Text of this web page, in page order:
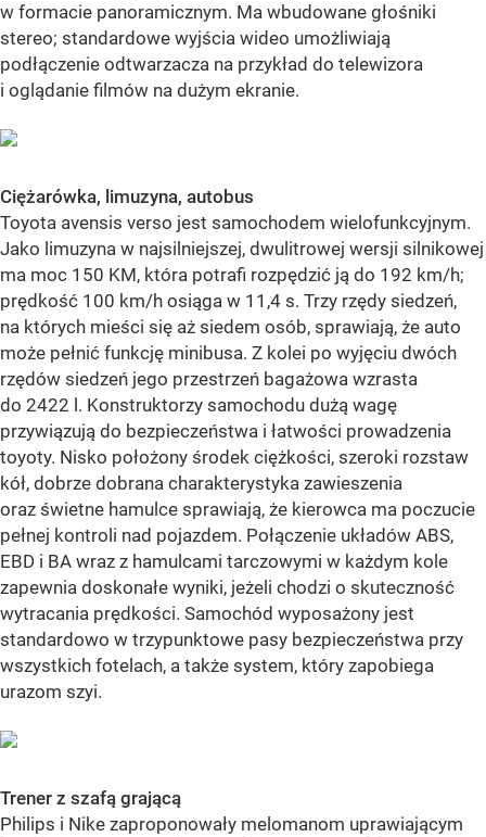
w formacie panoramicznym. Ma wbudowane głośniki
stereo; standardowe wyjścia wideo umożliwiają
podłączenie odtwarzacza na przykład do telewizora
i oglądanie filmów na dużym ekranie.
Ciężarówka, limuzyna, autobus
Toyota avensis verso jest samochodem wielofunkcyjnym.
Jako limuzyna w najsilniejszej, dwulitrowej wersji silnikowej
ma moc 150 KM, która potrafi rozpędzić ją do 192 km/h;
prędkość 100 km/h osiąga w 11,4 s. Trzy rzędy siedzeń,
na których mieści się aż siedem osób, sprawiają, że auto
może pełnić funkcję minibusa. Z kolei po wyjęciu dwóch
rzędów siedzeń jego przestrzeń bagażowa wzrasta
do 2422 l. Konstruktorzy samochodu dużą wagę
przywiązują do bezpieczeństwa i łatwości prowadzenia
toyoty. Nisko położony środek ciężkości, szeroki rozstaw
kół, dobrze dobrana charakterystyka zawieszenia
oraz świetne hamulce sprawiają, że kierowca ma poczucie
pełnej kontroli nad pojazdem. Połączenie układów ABS,
EBD i BA wraz z hamulcami tarczowymi w każdym kole
zapewnia doskonałe wyniki, jeżeli chodzi o skuteczność
wytracania prędkości. Samochód wyposażony jest
standardowo w trzypunktowe pasy bezpieczeństwa przy
wszystkich fotelach, a także system, który zapobiega
urazom szyi.
Trener z szafą grającą
Philips i Nike zaproponowały melomanom uprawiającym